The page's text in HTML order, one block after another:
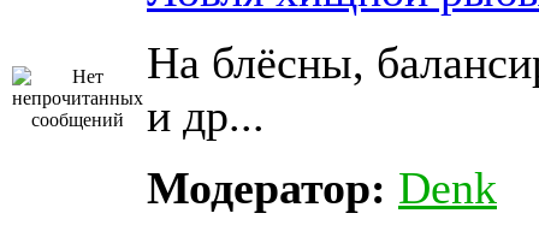
На блёсны,
и др...
Модератор: Denk